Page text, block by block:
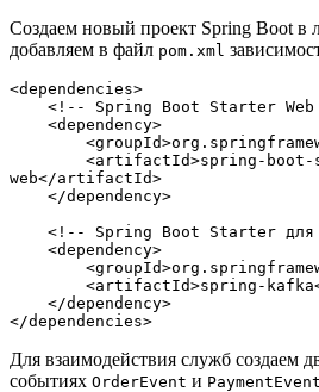
Создаем новый проект Spring Boot в
добавляем в файл pom.xml
<dependencies>
<!-- Spring Boot Starter
    <dependency>
web</artifactId>
    </dependency>
<!-- Spring Boot Starter
    <dependency>
<artifactId>spring-
    </dependency>
</dependencies>
Для взаимодействия служб создаем
событиях OrderEvent и PaymentEvent